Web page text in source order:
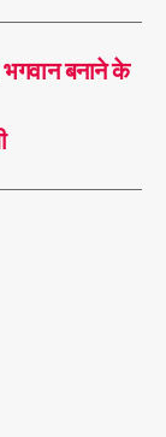
भगवान बनाने के